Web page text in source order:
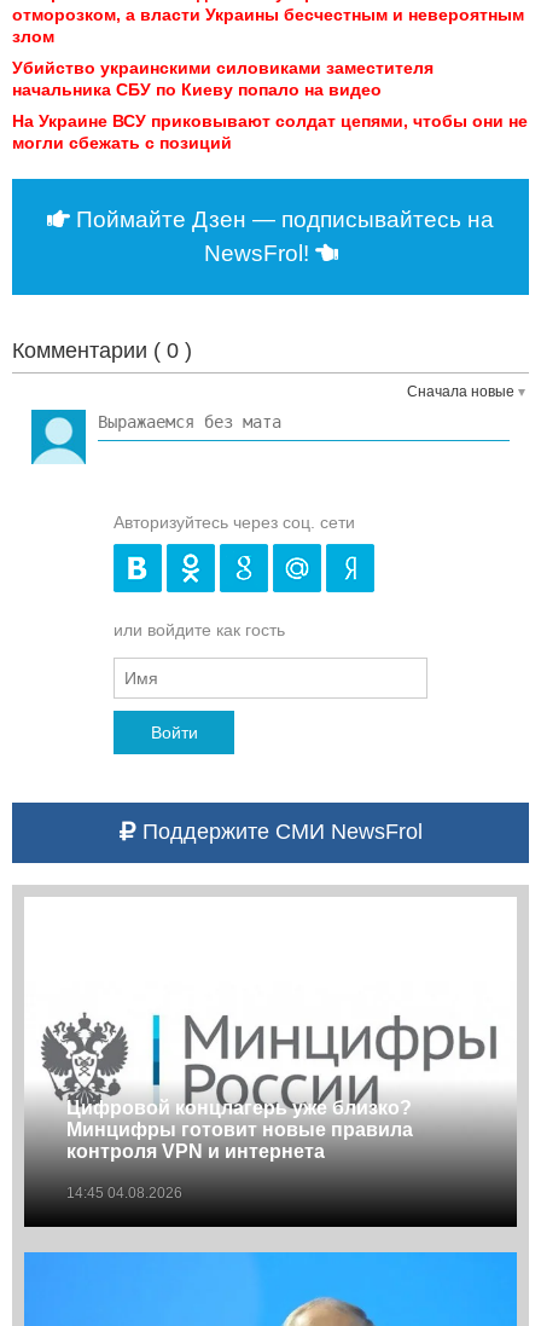
отморозком, а власти Украины бесчестным и невероятным
злом
Убийство украинскими силовиками заместителя
начальника СБУ по Киеву попало на видео
На Украине ВСУ приковывают солдат цепями, чтобы они не
могли сбежать с позиций
Поймайте Дзен — подписывайтесь на
NewsFrol!
Комментарии ( 0 )
Сначала новые
Авторизуйтесь через соц. сети
или войдите как гость
Войти
Поддержите СМИ NewsFrol
Цифровой концлагерь уже близко?
Минцифры готовит новые правила
контроля VPN и интернета
14:45 04.08.2026